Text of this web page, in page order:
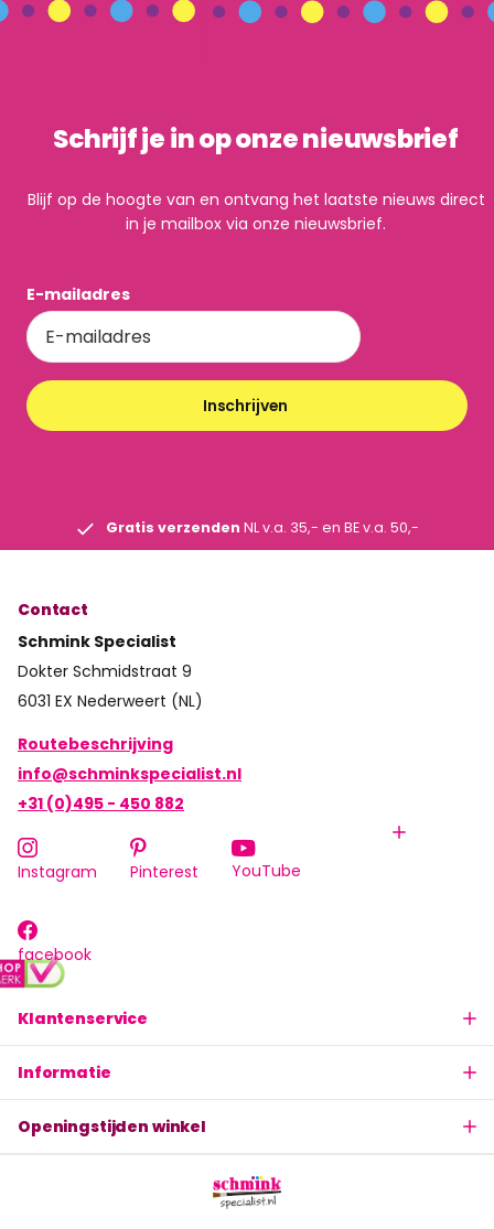
Schrijf je in op onze nieuwsbrief
Blijf op de hoogte van en ontvang het laatste nieuws direct
in je mailbox via onze nieuwsbrief.
E-mailadres
Inschrijven
Gratis verzenden NL v.a. 35,- en BE v.a. 50,-
Klantenservice
Informatie
Openingstijden winkel
Contact
Schmink Specialist
Dokter Schmidstraat 9
6031 EX Nederweert (NL)
Routebeschrijving
info@schminkspecialist.nl
+31 (0)495 - 450 882
Instagram Pinterest YouTube
facebook